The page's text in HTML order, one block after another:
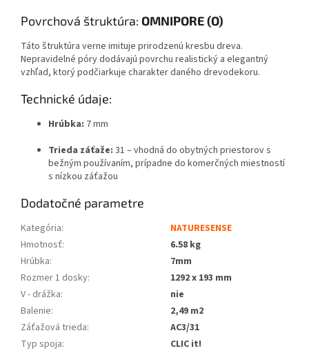
Povrchová štruktúra: OMNIPORE (O)
Táto štruktúra verne imituje prirodzenú kresbu dreva.
Nepravidelné póry dodávajú povrchu realistický a elegantný
vzhľad, ktorý podčiarkuje charakter daného drevodekoru.
Technické údaje:
Hrúbka: 7 mm
Trieda záťaže: 31 – vhodná do obytných priestorov s
bežným používaním, prípadne do komerčných miestností
s nízkou záťažou
Dodatočné parametre
Kategória:
NATURESENSE
Hmotnosť:
6.58 kg
Hrúbka:
7mm
Rozmer 1 dosky:
1292 x 193 mm
V - drážka:
nie
Balenie:
2,49 m2
Záťažová trieda:
AC3/31
Typ spoja:
CLIC it!